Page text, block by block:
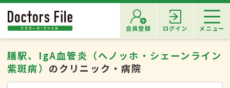
会員登録 ログイン メニュー
膳駅、IgA血管炎（ヘノッホ・シェーンライン
紫斑病） のクリニック・病院